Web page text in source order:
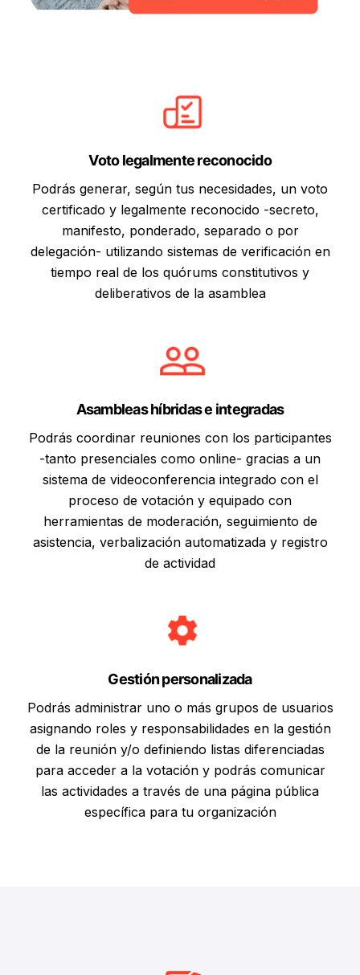
Voto legalmente reconocido
Podrás generar, según tus necesidades, un voto
certificado y legalmente reconocido -secreto,
manifesto, ponderado, separado o por
delegación- utilizando sistemas de verificación en
tiempo real de los quórums constitutivos y
deliberativos de la asamblea
Asambleas híbridas e integradas
Podrás coordinar reuniones con los participantes
-tanto presenciales como online- gracias a un
sistema de videoconferencia integrado con el
proceso de votación y equipado con
herramientas de moderación, seguimiento de
asistencia, verbalización automatizada y registro
de actividad
Gestión personalizada
Podrás administrar uno o más grupos de usuarios
asignando roles y responsabilidades en la gestión
de la reunión y/o definiendo listas diferenciadas
para acceder a la votación y podrás comunicar
las actividades a través de una página pública
específica para tu organización